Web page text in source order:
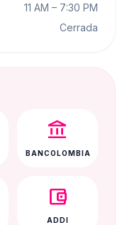
11 AM – 7:30 PM
Cerrada
account_balance
BANCOLOMBIA
account_balance_wallet
ADDI